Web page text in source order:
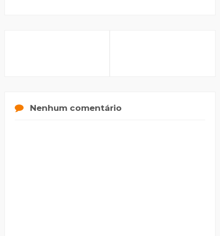
Nenhum comentário